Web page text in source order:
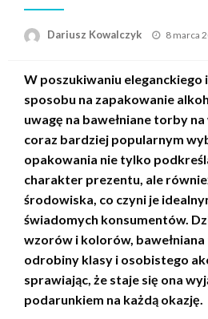
Dariusz Kowalczyk 8 marca
W poszukiwaniu eleganckiego
sposobu na zapakowanie
uwagę na bawełniane torby
coraz bardziej popularnym
opakowania nie tylko
charakter prezentu, ale
środowiska, co czyni je
świadomych konsumentów.
wzorów i kolorów,
odrobiny klasy i osobistego
sprawiając, że staje się ona
podarunkiem na każdą okazję.